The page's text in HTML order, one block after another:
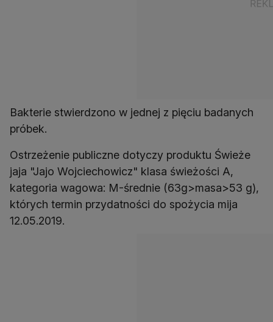
Bakterie stwierdzono w jednej z pięciu badanych
próbek.
Ostrzeżenie publiczne dotyczy produktu Świeże
jaja "Jajo Wojciechowicz" klasa świeżości A,
kategoria wagowa: M-średnie (63g>masa>53 g),
których termin przydatności do spożycia mija
12.05.2019.